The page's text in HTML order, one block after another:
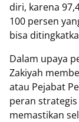
diri, karena
100 persen
bisa
Dalam upaya
Zakiyah
atau Pejabat
peran
memastikan